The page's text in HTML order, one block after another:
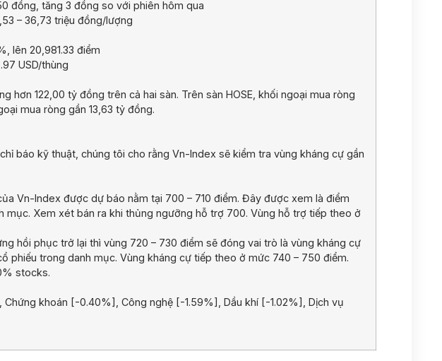
đồng, tăng 3 đồng so với phiên hôm qua
– 36,73 triệu đồng/lượng
lên 20,981.33 điểm
USD/thùng
hơn 122,00 tỷ đồng trên cả hai sàn. Trên sàn HOSE, khối ngoại mua ròng
mua ròng gần 13,63 tỷ đồng.
báo kỹ thuật, chúng tôi cho rằng Vn-Index sẽ kiểm tra vùng kháng cự gần
Vn-Index được dự báo nằm tại 700 – 710 điểm. Đây được xem là điểm
mục. Xem xét bán ra khi thủng ngưỡng hỗ trợ 700. Vùng hỗ trợ tiếp theo ở
hồi phục trở lại thì vùng 720 – 730 điểm sẽ đóng vai trò là vùng kháng cự
phiếu trong danh mục. Vùng kháng cự tiếp theo ở mức 740 – 750 điểm.
stocks.
khoán [-0.40%], Công nghệ [-1.59%], Dầu khí [-1.02%], Dịch vụ